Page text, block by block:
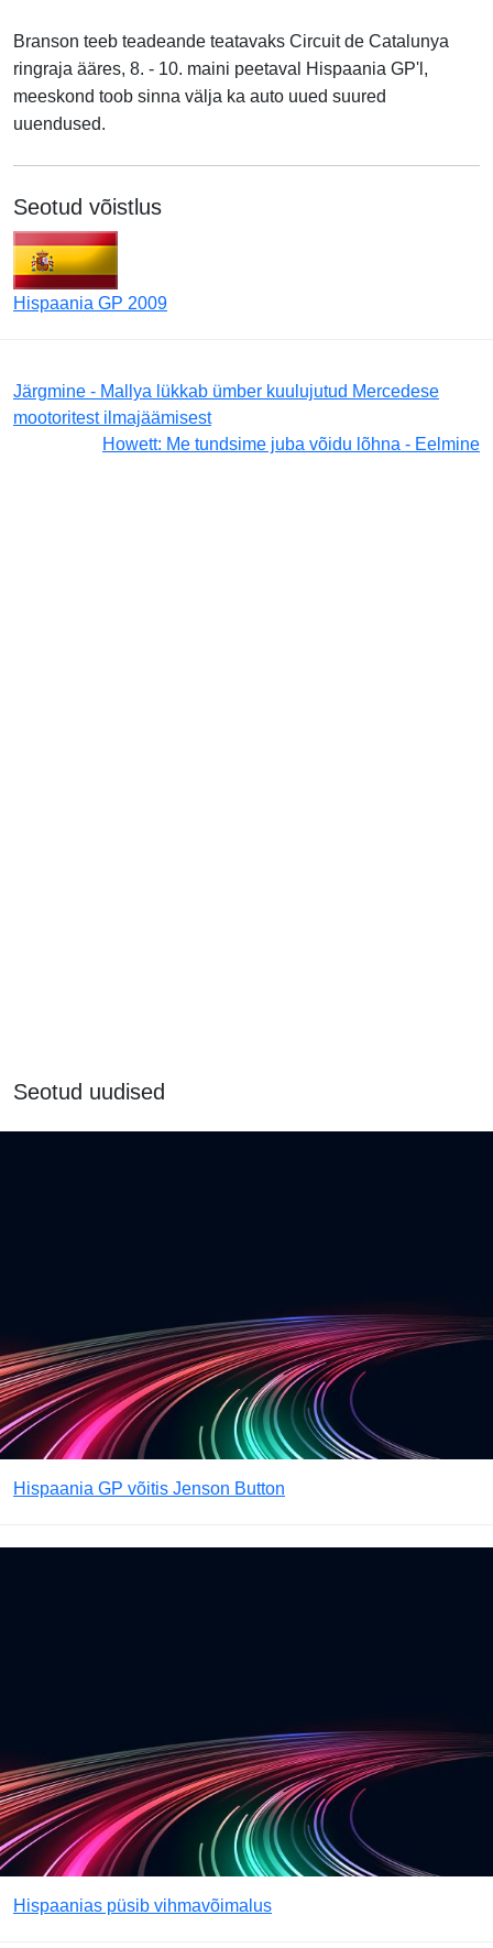
Branson teeb teadeande teatavaks Circuit de Catalunya
ringraja ääres, 8. - 10. maini peetaval Hispaania GP'l,
meeskond toob sinna välja ka auto uued suured
uuendused.
Seotud võistlus
Hispaania GP 2009
Järgmine - Mallya lükkab ümber kuulujutud Mercedese
mootoritest ilmajäämisest
Howett: Me tundsime juba võidu lõhna - Eelmine
Seotud uudised
Hispaania GP võitis Jenson Button
Hispaanias püsib vihmavõimalus